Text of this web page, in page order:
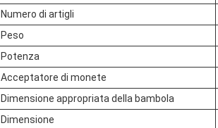
Numero di artigli
Peso
Potenza
Acceptatore di monete
Dimensione appropriata della bambola
Dimensione